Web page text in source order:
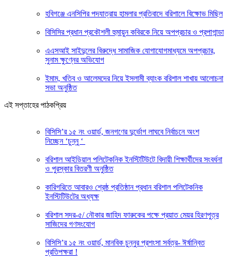
হবিগঞ্জে এনসিপির পদযাত্রায় হামলার প্রতিবাদে বরিশালে বিক্ষোভ মিছিল
বিসিসির প্রধান প্রকৌশলী হুমায়ুন কবিরকে নিয়ে অপপ্রচার ও প্রপাগান্ডা
এএসআই সাইদুলের বিরুদ্ধে সামাজিক যোগাযোগমাধ্যমে অপপ্রচার,
সুনাম ক্ষুণ্নের অভিযোগ
ইমাম, খতিব ও আলেমদের নিয়ে ইসলামী ব্যাংক বরিশাল শাখায় আলোচনা
সভা অনুষ্ঠিত
এই সপ্তাহের পাঠকপ্রিয়
বিসিসি’র ১৫ নং ওয়ার্ড, জনগণের দুর্ভোগ লাঘবে নির্বাচনে অংশ
নিচ্ছেন ‘চুন্নু ‘
বরিশাল আইডিয়াল পলিটেকনিক ইনস্টিটিউটে বিদায়ী শিক্ষার্থীদের সংবর্ধনা
ও পুরস্কার বিতরণী অনুষ্ঠিত
কারিগরিতে আবারও শ্রেষ্ঠ প্রতিষ্ঠান প্রধান বরিশাল পলিটেকনিক
ইনস্টিটিউটের অধ্যক্ষ
বরিশাল সদর-৫/ নৌকার জাহিদ ফারুকের পক্ষে প্র‍য়াত মেয়র হিরণপুত্র
সাজিদের গণসংযোগ
বিসিসি’র ১৫ নং ওয়ার্ড, মানবিক চুন্নুর প্রশংসা সর্বত্র- ঈর্ষান্বিত
প্রতিপক্ষরা !